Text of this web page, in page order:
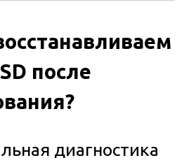
после
диагностика